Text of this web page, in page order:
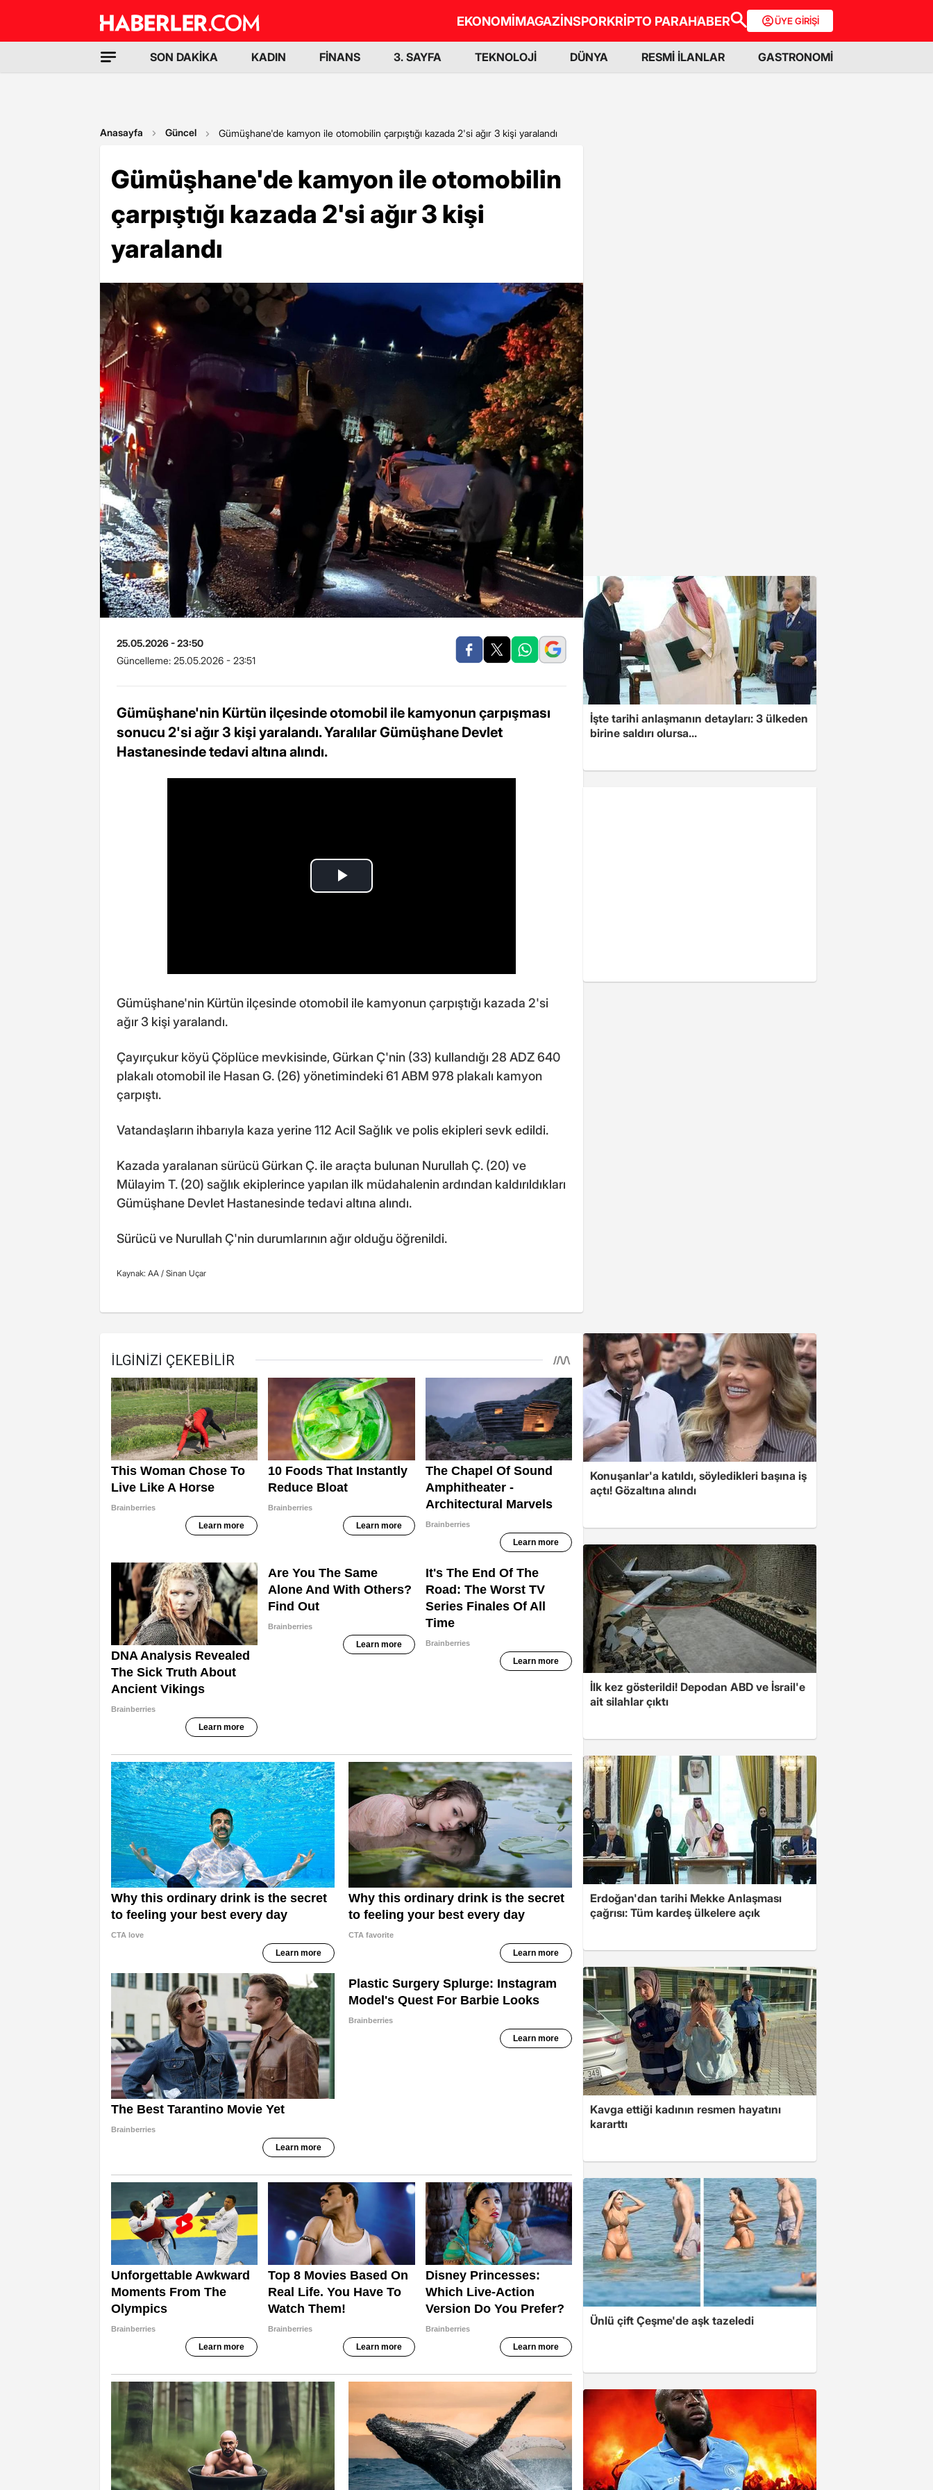
EKONOMİMAGAZİNSPORKRİPTO PARAHABER ÜYE GİRİŞİ
SON DAKİKA KADIN FİNANS 3. SAYFA TEKNOLOJİ DÜNYA RESMİ İLANLAR GASTRONOMİ
Anasayfa Güncel Gümüşhane'de kamyon ile otomobilin çarpıştığı kazada 2'si ağır 3 kişi yaralandı
Gümüşhane'de kamyon ile otomobilin
çarpıştığı kazada 2'si ağır 3 kişi
yaralandı
25.05.2026 - 23:50
Güncelleme: 25.05.2026 - 23:51
Gümüşhane'nin Kürtün ilçesinde otomobil ile kamyonun çarpışması
sonucu 2'si ağır 3 kişi yaralandı. Yaralılar Gümüşhane Devlet
Hastanesinde tedavi altına alındı.
Gümüşhane'nin Kürtün ilçesinde otomobil ile kamyonun çarpıştığı kazada 2'si
ağır 3 kişi yaralandı.
Çayırçukur köyü Çöplüce mevkisinde, Gürkan Ç'nin (33) kullandığı 28 ADZ 640
plakalı otomobil ile Hasan G. (26) yönetimindeki 61 ABM 978 plakalı kamyon
çarpıştı.
Vatandaşların ihbarıyla kaza yerine 112 Acil Sağlık ve polis ekipleri sevk edildi.
Kazada yaralanan sürücü Gürkan Ç. ile araçta bulunan Nurullah Ç. (20) ve
Mülayim T. (20) sağlık ekiplerince yapılan ilk müdahalenin ardından kaldırıldıkları
Gümüşhane Devlet Hastanesinde tedavi altına alındı.
Sürücü ve Nurullah Ç'nin durumlarının ağır olduğu öğrenildi.
Kaynak: AA / Sinan Uçar
İşte tarihi anlaşmanın detayları: 3 ülkeden
birine saldırı olursa...
Konuşanlar'a katıldı, söyledikleri başına iş
açtı! Gözaltına alındı
İlk kez gösterildi! Depodan ABD ve İsrail'e
ait silahlar çıktı
Erdoğan'dan tarihi Mekke Anlaşması
çağrısı: Tüm kardeş ülkelere açık
Kavga ettiği kadının resmen hayatını
kararttı
Ünlü çift Çeşme'de aşk tazeledi